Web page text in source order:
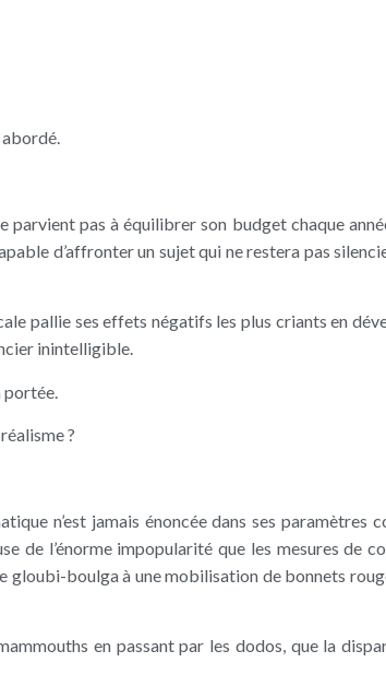
abordé.
pas à équilibrer son budget chaque
d’affronter un sujet qui ne restera pas
pallie ses effets négatifs les plus criants en
inintelligible.
portée.
?
n’est jamais énoncée dans ses paramètres
de l’énorme impopularité que les mesures de
gloubi-boulga à une mobilisation de bonnets
en passant par les dodos, que la